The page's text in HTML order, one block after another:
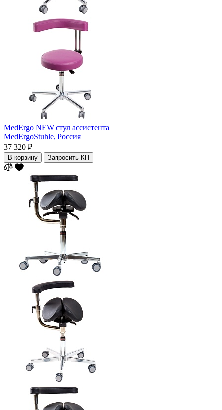
MedErgo NEW стул ассистента
MedErgoStuhle, Россия
37 320 ₽
В корзину Запросить КП